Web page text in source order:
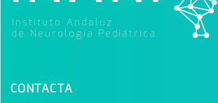
CONTACTA